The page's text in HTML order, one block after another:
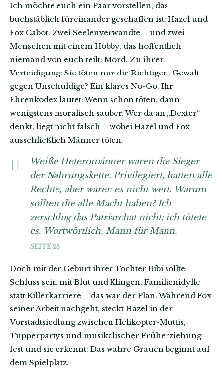
Ich möchte euch ein Paar vorstellen, das
buchstäblich füreinander geschaffen ist: Hazel und
Fox Cabot. Zwei Seelenverwandte – und zwei
Menschen mit einem Hobby, das hoffentlich
niemand von euch teilt: Mord. Zu ihrer
Verteidigung: Sie töten nur die Richtigen. Gewalt
gegen Unschuldige? Ein klares No-Go. Ihr
Ehrenkodex lautet: Wenn schon töten, dann
wenigstens moralisch sauber. Wer da an „Dexter“
denkt, liegt nicht falsch – wobei Hazel und Fox
ausschließlich Männer töten.
Weiße Heteromänner waren die Sieger
der Nahrungskette. Privilegiert, hatten alle
Rechte, aber waren es nicht wert. Warum
sollten die alle Macht haben? Ich
zerschlug das Patriarchat nicht; ich tötete
es. Wortwörtlich. Mann für Mann.
SEITE 25
Doch mit der Geburt ihrer Tochter Bibi sollte
Schluss sein mit Blut und Klingen. Familienidylle
statt Killerkarriere – das war der Plan. Während Fox
seiner Arbeit nachgeht, steckt Hazel in der
Vorstadtsiedlung zwischen Helikopter-Muttis,
Tupperpartys und musikalischer Früherziehung
fest und sie erkennt: Das wahre Grauen beginnt auf
dem Spielplatz.